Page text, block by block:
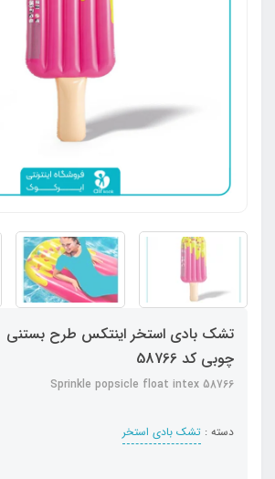
تشک بادی استخر اینتکس طرح بستنی
چوبی کد 58766
Sprinkle popsicle float intex 58766
دسته : تشک بادی استخر